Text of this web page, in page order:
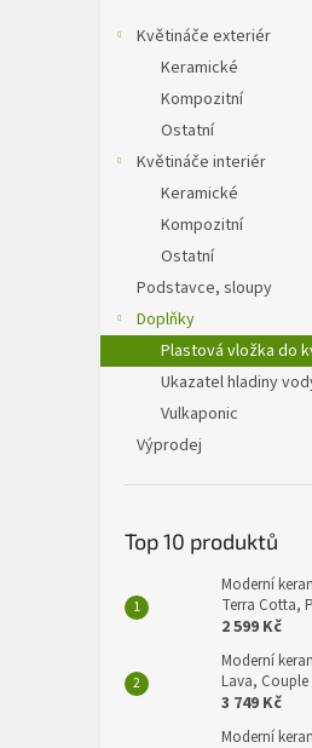
Květináče exteriér
Keramické
Kompozitní
Ostatní
Květináče interiér
Keramické
Kompozitní
Ostatní
Podstavce, sloupy
Doplňky
Plastová vložka do
Ukazatel hladiny
Vulkaponic
Výprodej
Top 10 produktů
Moderní
Terra Cotta,
2 599 Kč
Moderní
Lava, Couple
3 749 Kč
Moderní